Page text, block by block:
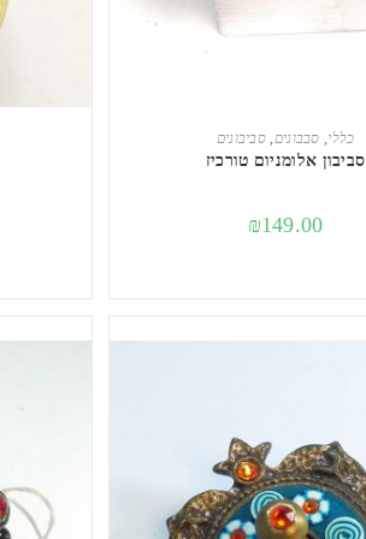
הוספה לסל
כללי, סבבונים, סביבונים
סביבון אלומניום טורכיז
₪149.00